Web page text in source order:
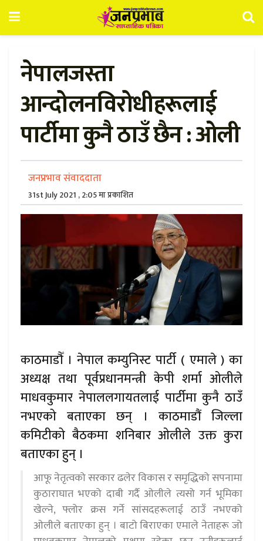
नेपालजस्ता
आन्दोलनविरोधीहरूलाई
पार्टीमा कुनै ठाउँ छैन : ओली
जनप्रभाव संवाददाता
31st July 2021 , 2:05 मा प्रकाशित
काठमाडौँ । नेपाल कम्युनिस्ट पार्टी ( एमाले ) का
अध्यक्ष तथा पूर्वप्रधानमन्त्री केपी शर्मा ओलीले
माधवकुमार नेपाललगायतलाई पार्टीमा कुनै ठाउँ
नभएको बताएका छन् । काठमाडौं जिल्ला
कमिटीको बैठकमा शनिबार ओलीले उक्त कुरा
बताएका हुन् ।
आफू नेतृत्वको सरकार ढलेर विकास र समृद्धिको सपनामा
कुठाराघात भएको दाबी गर्दै ओलीले त्यसो गर्न भूमिका
खेल्ने, फ्लोर क्रस गर्ने सांसदहरूलाई ठाउँ नभएको
ओलीले बताएका हुन् । बाटो बिराएका एमाले नेताहरू जो